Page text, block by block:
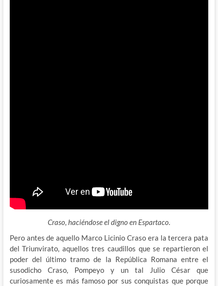
Craso, haciéndose el digno en Espartaco.
Pero antes de aquello Marco Licinio Craso era la tercera pata
del Triunvirato, aquellos tres caudillos que se repartieron el
poder del último tramo de la República Romana entre el
susodicho Craso, Pompeyo y un tal Julio César que
curiosamente es más famoso por sus conquistas que porque